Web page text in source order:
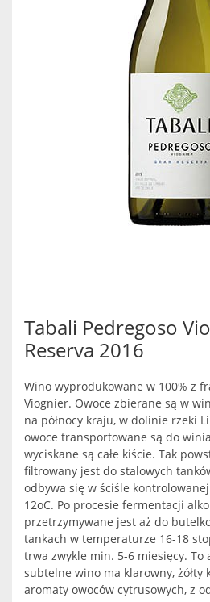
Tabali Pedregoso
Reserva 2016
Wino wyprodukowane w 100% z
Viognier. Owoce zbierane są w
na północy kraju, w dolinie rzeki
owoce transportowane są do
wyciskane są całe kiście. Tak
filtrowany jest do stalowych
odbywa się w ściśle
12oC. Po procesie fermentacji
przetrzymywane jest aż do
tankach w temperaturze 16-18
trwa zwykle min. 5-6 miesięcy. To
subtelne wino ma klarowny, żółty
aromaty owoców cytrusowych, z